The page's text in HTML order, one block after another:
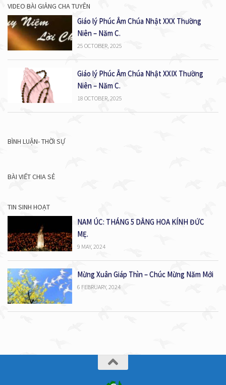
VIDEO BÀI GIẢNG CHA TUYÊN
Giáo lý Phúc Âm Chúa Nhật XXX Thường
Niên – Năm C.
25 OCTOBER, 2025
Giáo lý Phúc Âm Chúa Nhật XXIX Thường
Niên – Năm C.
18 OCTOBER, 2025
BÌNH LUẬN- THỜI SỰ
BÀI VIẾT CHIA SẺ
TIN SINH HOẠT
NAM ÚC: THÁNG 5 DÂNG HOA KÍNH ĐỨC
MẸ.
9 MAY, 2024
Mừng Xuân Giáp Thìn – Chúc Mừng Năm Mới
6 FEBRUARY, 2024